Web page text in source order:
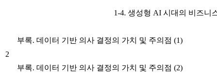
1-4. 생성형 AI 시대의 비즈니
2
부록. 데이터 기반 의사 결정의 가치 및 주의점 (1)
부록. 데이터 기반 의사 결정의 가치 및 주의점 (2)